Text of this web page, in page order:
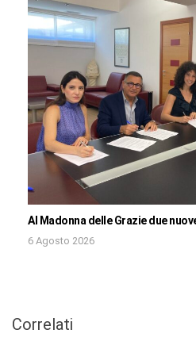
Al Madonna delle Grazie due
6 Agosto 2026
Correlati